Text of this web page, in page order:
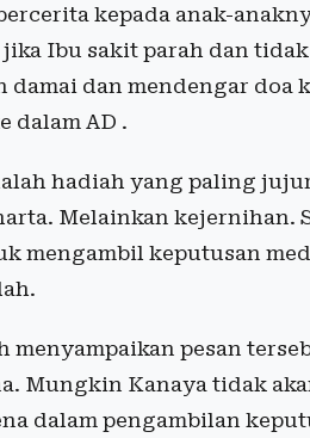
kepada anak-
Ibu sakit parah dan
damai dan mendengar doa
dalam AD .
hadiah yang paling
Melainkan kejernihan.
mengambil keputusan
menyampaikan pesan
Mungkin Kanaya tidak
dalam pengambilan